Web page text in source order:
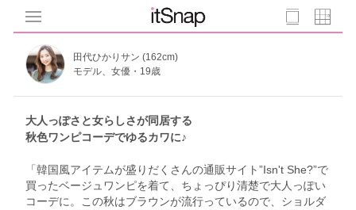
田代ひかりサン (162cm)
モデル、女優・19歳
大人っぽさと女らしさが同居する
秋色ワンピコーデでゆるカワに♪
「韓国風アイテムが盛りだくさんの通販サイト”Isn't She?”で
買ったベージュワンピを着て、ちょっぴり清楚で大人っぽい
コーデに。この秋はブラウンが流行っているので、ショルダ